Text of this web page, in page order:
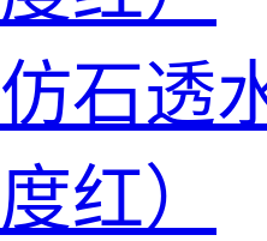
仿石透
度红）